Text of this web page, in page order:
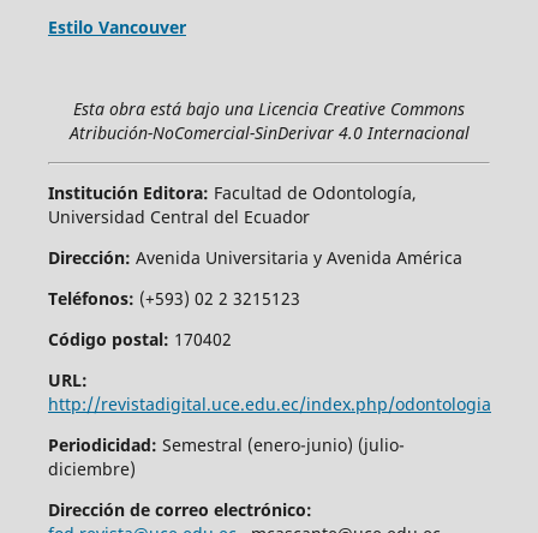
Estilo Vancouver
Esta obra está bajo una Licencia Creative Commons
Atribución-NoComercial-SinDerivar 4.0 Internacional
Institución Editora: Facultad de Odontología,
Universidad Central del Ecuador
Dirección: Avenida Universitaria y Avenida América
Teléfonos: (+593) 02 2 3215123
Código postal: 170402
URL:
http://revistadigital.uce.edu.ec/index.php/odontologia
Periodicidad: Semestral (enero-junio) (julio-
diciembre)
Dirección de correo electrónico: